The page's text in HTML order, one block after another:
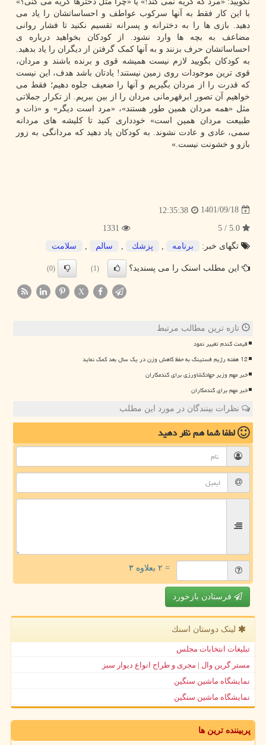
با این کار فقط به آنها سرکوب عواطف و احساساتشان را یاد می
دهید. بازی ها را به دخترانه و پسرانه تقسیم نکنید تا فشار روانی
مضاعف به بچه ها وارد نشود. از کودکان بخواهید درباره ی
احساساتشان حرف بزنند و به آنها کمک گرفتن از دیگران را یاد بدهید.
به کودکان بگویید لازم نیست همیشه قوی و برنده باشند و مردان،
قوی ترین موجودات روی زمین نیستند! یادتان باشد هدف، این نیست
که قدرت را از مردان بگیریم و آنها را ضعیف جلوه دهیم؛ فقط می
خواهیم آن تصور ابرقهرمانی مردان را از بین ببریم. از تکرار جملاتی
مثل «همه مردان همین طور هستند»، «مرد است دیگر» و «ذات و
طبیعت مردان همین است» خودداری کنید تا کلیشه های مردانه
سمی، عادی و عادت نشوند. به کودکان یاد دهید که مردانگی به زور
بازو و خشونت نیست.»
1401/09/18
12:35:38
تگهای خبر:
برنامه , پزشك , سالم , سلامت
این مطلب اسنک را می پسندید؟ (1)
(0)
X
تازه ترین مطالب مرتبط
قیمت گندم تغییر نمود
12 هفته رژیم فستینگ به حفظ کاهش وزن در یک سال بعد کمک نماید
خبر مهم وزیر جهادکشاورزی برای گندمکاران
خبر مهم برای گندمکاران
نظرات بینندگان در مورد این مطلب
لطفا شما همنظر دهید
= ۲ بعلاوه ۳
فرستادن بازخورد
لینک دوستان اسنك
تبلیغات انتخابات مجلس
مستر گرین وال | مجری و طراح انواع دیوار سبز
نمایشگاه ماشین سنگین
نمایشگاه ماشین سنگین
پربیننده ترین ها